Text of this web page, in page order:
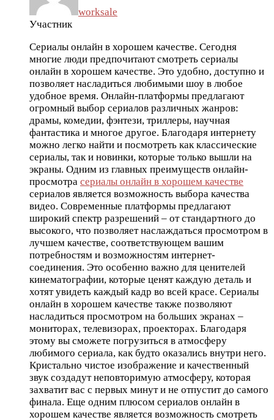
worksale
Участник
Сериалы онлайн в хорошем качестве. Сегодня
многие люди предпочитают смотреть сериалы
онлайн в хорошем качестве. Это удобно, доступно и
позволяет насладиться любимыми шоу в любое
удобное время. Онлайн-платформы предлагают
огромный выбор сериалов различных жанров:
драмы, комедии, фэнтези, триллеры, научная
фантастика и многое другое. Благодаря интернету
можно легко найти и посмотреть как классические
сериалы, так и новинки, которые только вышли на
экраны. Одним из главных преимуществ онлайн-
просмотра сериалы онлайн в хорошем качестве
сериалов является возможность выбора качества
видео. Современные платформы предлагают
широкий спектр разрешений – от стандартного до
высокого, что позволяет наслаждаться просмотром в
лучшем качестве, соответствующем вашим
потребностям и возможностям интернет-
соединения. Это особенно важно для ценителей
кинематографии, которые ценят каждую деталь и
хотят увидеть каждый кадр во всей красе. Сериалы
онлайн в хорошем качестве также позволяют
насладиться просмотром на больших экранах –
мониторах, телевизорах, проекторах. Благодаря
этому вы сможете погрузиться в атмосферу
любимого сериала, как будто оказались внутри него.
Кристально чистое изображение и качественный
звук создадут неповторимую атмосферу, которая
захватит вас с первых минут и не отпустит до самого
финала. Еще одним плюсом сериалов онлайн в
хорошем качестве является возможность смотреть